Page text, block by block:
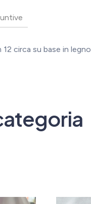
circa su base in legno